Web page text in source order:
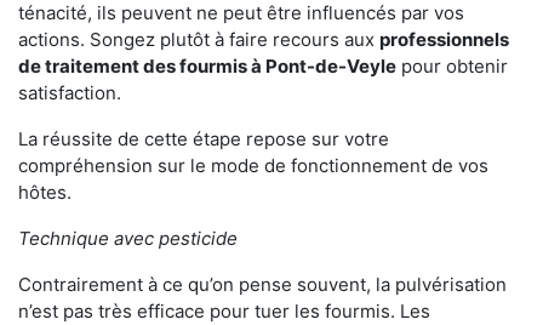
ténacité, ils peuvent ne peut être influencés par vos
actions. Songez plutôt à faire recours aux professionnels
de traitement des fourmis à Pont-de-Veyle pour obtenir
satisfaction.
La réussite de cette étape repose sur votre
compréhension sur le mode de fonctionnement de vos
hôtes.
Technique avec pesticide
Contrairement à ce qu’on pense souvent, la pulvérisation
n’est pas très efficace pour tuer les fourmis. Les